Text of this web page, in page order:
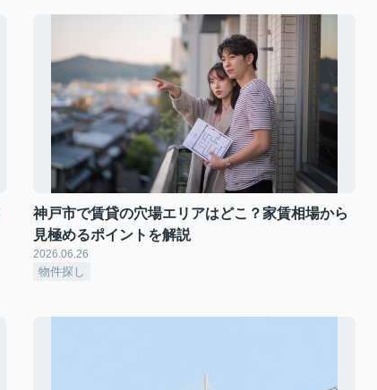
神戸市で賃貸の穴場エリアはどこ？家賃相場から
見極めるポイントを解説
2026.06.26
物件探し